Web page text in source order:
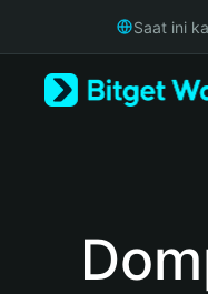
Русский
Saat ini